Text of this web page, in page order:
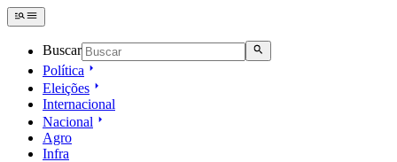
Buscar
Política
Eleições
Internacional
Nacional
Agro
Infra